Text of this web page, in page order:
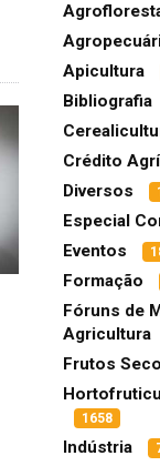
Apicultura
Bibliografia
Crédito
Diversos
Especial
Eventos
Formação
Fóruns de
Agricultura
Frutos
1658
Indústria